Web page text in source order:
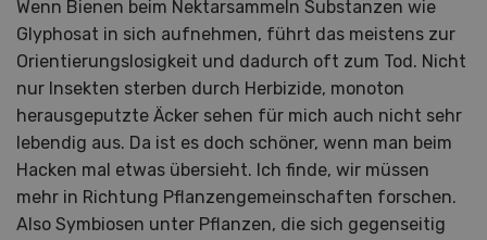
Wenn Bienen beim Nektarsammeln Substanzen wie
Glyphosat in sich aufnehmen, führt das meistens zur
Orientierungslosigkeit und dadurch oft zum Tod. Nicht
nur Insekten sterben durch Herbizide, monoton
herausgeputzte Äcker sehen für mich auch nicht sehr
lebendig aus. Da ist es doch schöner, wenn man beim
Hacken mal etwas übersieht. Ich finde, wir müssen
mehr in Richtung Pflanzengemeinschaften forschen.
Also Symbiosen unter Pflanzen, die sich gegenseitig